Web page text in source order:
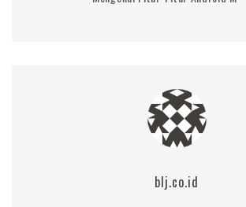
blj.co.id